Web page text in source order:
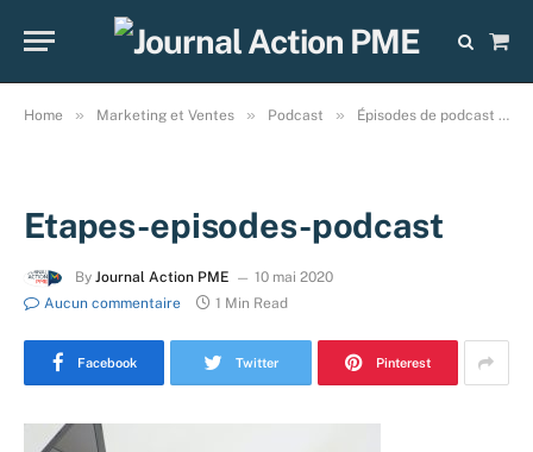
Cart
Home » Marketing et Ventes » Podcast » Épisodes de podcast : les étapes avant, pendant et après!
Etapes-episodes-podcast
By Journal Action PME
10 mai 2020
Aucun commentaire
1 Min Read
Facebook Twitter Pinterest